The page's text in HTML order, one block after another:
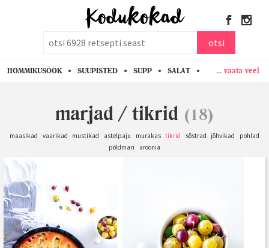
otsi
HOMMIKUSÖÖK SUUPISTED SUPP SALAT PASTA KANA
.. vaata veel
marjad / tikrid (18)
maasikad vaarikad mustikad astelpaju murakas tikrid sõstrad jõhvikad
pohlad
põldmari
aroonia